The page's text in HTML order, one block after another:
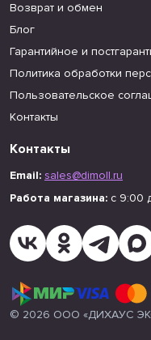
Возврат и обмен
Блог
Гарантийное и
Политика обработки
Пользовательское
Контакты
Контакты
Email: sales@dimoll.ru
Работа магазина: с 9:00
© 2026 ООО «ДИХАУС